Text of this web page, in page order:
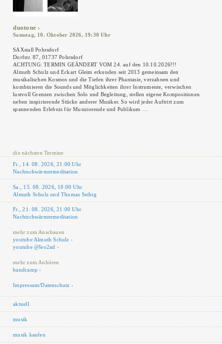
duotone
Samstag, 10. Oktober 2026, 19:30 Uhr
SAXstall Pohrsdorf
Dorfstr. 87, 01737 Pohrsdorf
ACHTUNG: TERMIN GEÄNDERT VOM 24. auf den 10.10.2026!!!
Almuth Schulz und Eckart Gleim erkunden seit 2013 gemeinsam den
musikalischen Kosmos und die Tiefen ihrer Phantasie, verzahnen und
kombinieren die Sounds und Möglichkeiten ihrer Instrumente, verwischen
lustvoll Grenzen zwischen Solo und Begleitung, stellen eigene Kompositionen
neben inspirierende Stücke anderer Musiker. So wird jeder Auftritt zum
spannenden Erlebnis für Musizierende und Publikum …
die nächsten Termine
Fr., 14. 08. 2026, 21:00 Uhr
Nachtschwärmermeditation
Sa., 15. 08. 2026, 18:00 Uhr
Almuth Schulz und Thomas Seibig
Fr., 21. 08. 2026, 21:00 Uhr
Nachtschwärmermeditation
mehr zum Anschauen
youtube Almuth Schulz
youtube @leo2ad
mehr zum Anhören
bandcamp
Impressum/Datenschutz
aktuell
musik
musik kaufen